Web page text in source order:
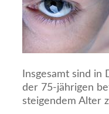
Insgesamt sind
der 75-jährigen
steigendem Alter